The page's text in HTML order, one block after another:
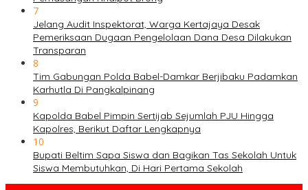
7
Jelang Audit Inspektorat, Warga Kertajaya Desak
Pemeriksaan Dugaan Pengelolaan Dana Desa Dilakukan
Transparan
8
Tim Gabungan Polda Babel-Damkar Berjibaku Padamkan
Karhutla Di Pangkalpinang
9
Kapolda Babel Pimpin Sertijab Sejumlah PJU Hingga
Kapolres, Berikut Daftar Lengkapnya
10
Bupati Beltim Sapa Siswa dan Bagikan Tas Sekolah Untuk
Siswa Membutuhkan, Di Hari Pertama Sekolah